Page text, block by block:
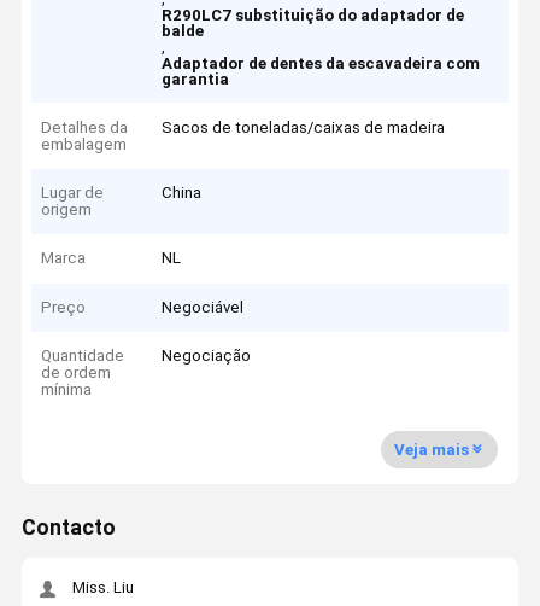
R290LC7 substituição do adaptador de
balde
,
Adaptador de dentes da escavadeira com
garantia
Detalhes da
embalagem
Sacos de toneladas/caixas de madeira
Lugar de
origem
China
Marca NL
Preço Negociável
Quantidade
de ordem
mínima
Negociação
Veja mais
Contacto
Miss. Liu